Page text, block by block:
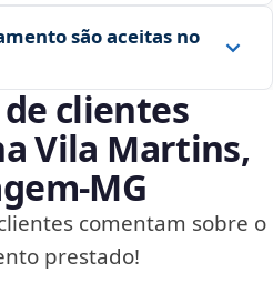
são aceitas no
clientes
Vila Martins,
comentam sobre o
prestado!